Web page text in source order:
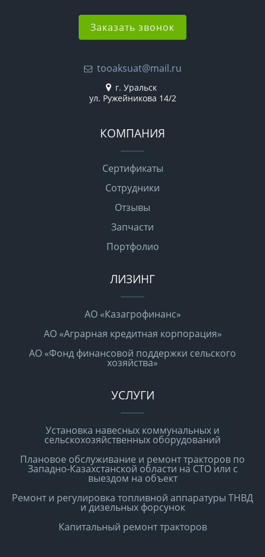
Заказать звонок
tooaksuat@mail.ru
г. Уральск
ул. Ружейникова 14/2
КОМПАНИЯ
Сертификаты
Сотрудники
Отзывы
Запчасти
Портфолио
ЛИЗИНГ
АО «Казагрофинанс»
АО «Аграрная кредитная корпорация»
АО «Фонд финансовой поддержки сельского
хозяйства»
УСЛУГИ
Установка навесных коммунальных и
сельскохозяйственных оборудований
Плановое обслуживание и ремонт тракторов по
Западно-Казахстанской области на СТО или с
выездом на объект
Ремонт и регулировка топливной аппаратуры ТНВД
и дизельных форсунок
Капитальный ремонт тракторов